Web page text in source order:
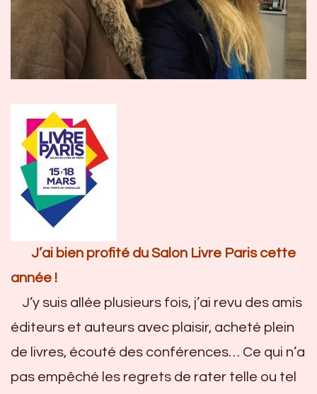
J’ai bien profité du Salon Livre Paris cette
année !
J’y suis allée plusieurs fois, j’ai revu des amis
éditeurs et auteurs avec plaisir, acheté plein
de livres, écouté des conférences… Ce qui n’a
pas empêché les regrets de rater telle ou tel